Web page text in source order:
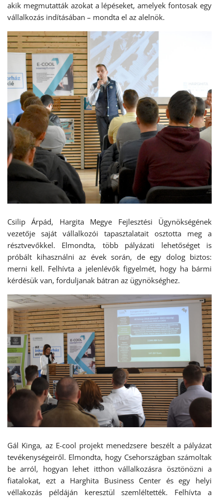
akik megmutatták azokat a lépéseket, amelyek fontosak egy
vállalkozás indításában – mondta el az alelnök.
Csilip Árpád, Hargita Megye Fejlesztési Ügynökségének
vezetője saját vállalkozói tapasztalatait osztotta meg a
résztvevőkkel. Elmondta, több pályázati lehetőséget is
próbált kihasználni az évek során, de egy dolog biztos:
merni kell. Felhívta a jelenlévők figyelmét, hogy ha bármi
kérdésük van, forduljanak bátran az ügynökséghez.
Gál Kinga, az E-cool projekt menedzsere beszélt a pályázat
tevékenységeiről. Elmondta, hogy Csehországban számoltak
be arról, hogyan lehet itthon vállalkozásra ösztönözni a
fiatalokat, ezt a Harghita Business Center és egy helyi
véllakozás példáján keresztül szemléltették. Felhívta a